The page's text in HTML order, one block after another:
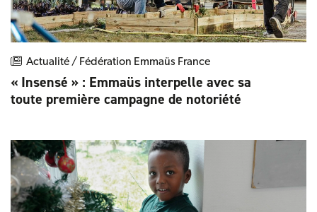
Actualité / Fédération Emmaüs France
« Insensé » : Emmaüs interpelle avec sa
toute première campagne de notoriété